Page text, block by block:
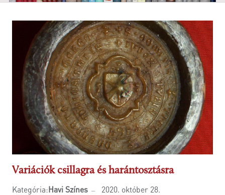
Variációk csillagra és harántosztásra
Kategória:Havi Színes 2020. október 28.